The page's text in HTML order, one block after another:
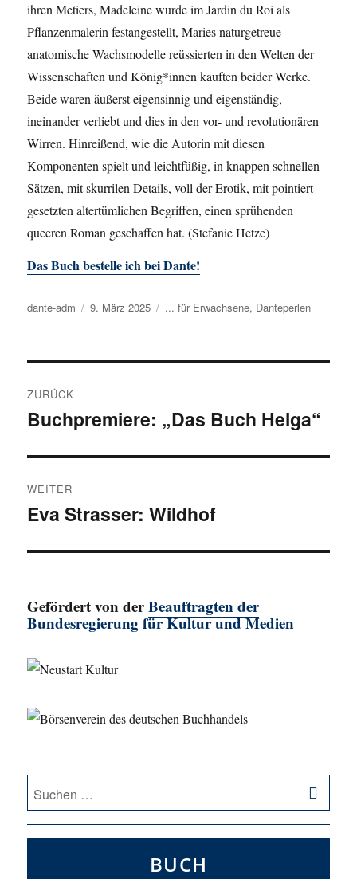
ihren Metiers, Madeleine wurde im Jardin du Roi als
Pflanzenmalerin festangestellt, Maries naturgetreue
anatomische Wachsmodelle reüssierten in den Welten der
Wissenschaften und König*innen kauften beider Werke.
Beide waren äußerst eigensinnig und eigenständig,
ineinander verliebt und dies in den vor- und revolutionären
Wirren. Hinreißend, wie die Autorin mit diesen
Komponenten spielt und leichtfüßig, in knappen schnellen
Sätzen, mit skurrilen Details, voll der Erotik, mit pointiert
gesetzten altertümlichen Begriffen, einen sprühenden
queeren Roman geschaffen hat. (Stefanie Hetze)
Das Buch bestelle ich bei Dante!
Autor
dante-adm
Veröffentlicht
9. März 2025 Kategorien
... für Erwachsene, Danteperlen
ZURÜCK
Vorheriger
Buchpremiere: „Das Buch Helga“
WEITER
Nächster
Eva Strasser: Wildhof
Gefördert von derBeauftragten der
Bundesregierung für Kultur und Medien
Suche
nach:
BUCH